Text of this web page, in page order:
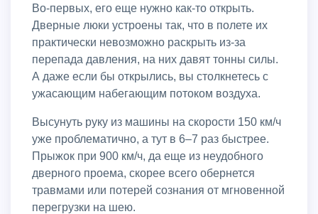
Во-первых, его еще нужно как-то открыть.
Дверные люки устроены так, что в полете их
практически невозможно раскрыть из-за
перепада давления, на них давят тонны силы.
А даже если бы открылись, вы столкнетесь с
ужасающим набегающим потоком воздуха.
Высунуть руку из машины на скорости 150 км/ч
уже проблематично, а тут в 6–7 раз быстрее.
Прыжок при 900 км/ч, да еще из неудобного
дверного проема, скорее всего обернется
травмами или потерей сознания от мгновенной
перегрузки на шею.